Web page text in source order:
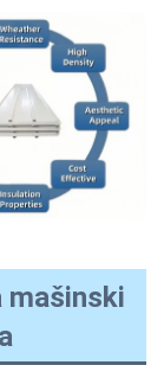
mašinski